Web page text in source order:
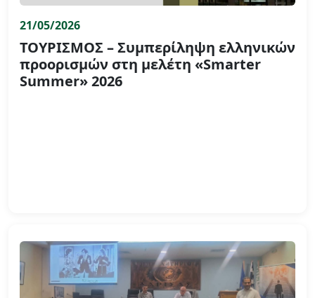
21/05/2026
ΤΟΥΡΙΣΜΟΣ – Συμπερίληψη ελληνικών
προορισμών στη μελέτη «Smarter
Summer» 2026